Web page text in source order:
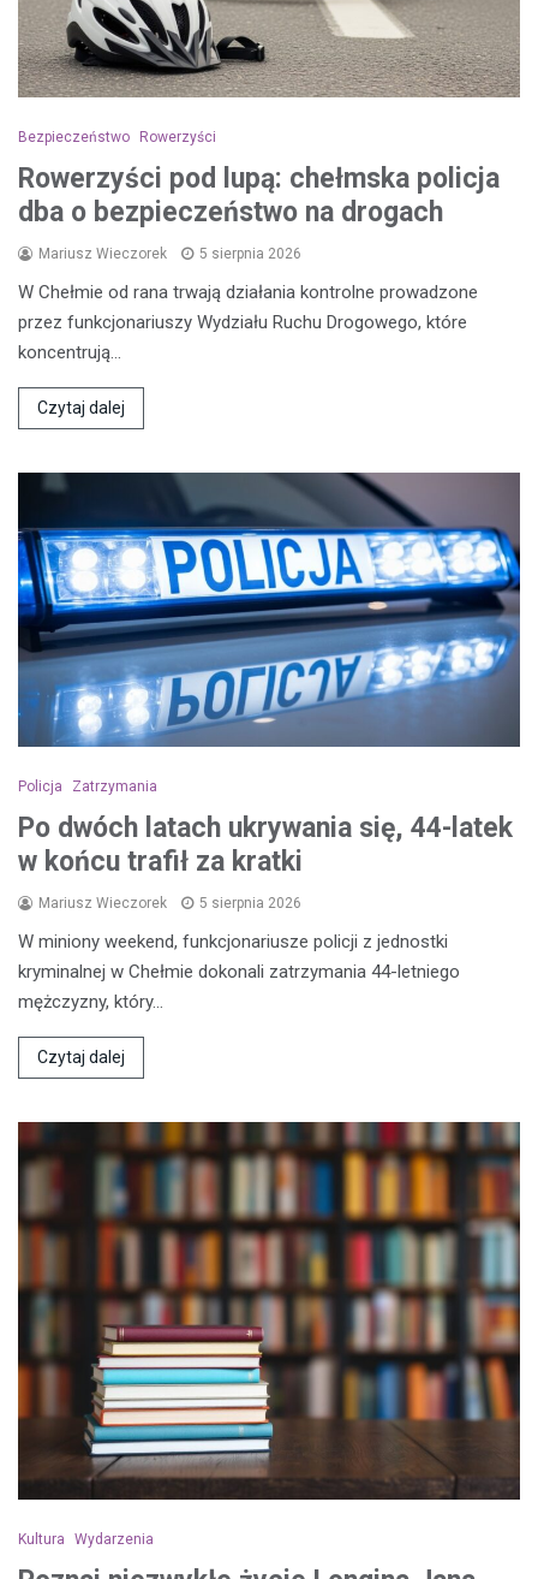
Bezpieczeństwo Rowerzyści
Rowerzyści pod lupą: chełmska policja
dba o bezpieczeństwo na drogach
Mariusz Wieczorek 5 sierpnia 2026
W Chełmie od rana trwają działania kontrolne prowadzone
przez funkcjonariuszy Wydziału Ruchu Drogowego, które
koncentrują…
Czytaj dalej
Policja Zatrzymania
Po dwóch latach ukrywania się, 44-latek
w końcu trafił za kratki
Mariusz Wieczorek 5 sierpnia 2026
W miniony weekend, funkcjonariusze policji z jednostki
kryminalnej w Chełmie dokonali zatrzymania 44-letniego
mężczyzny, który…
Czytaj dalej
Kultura Wydarzenia